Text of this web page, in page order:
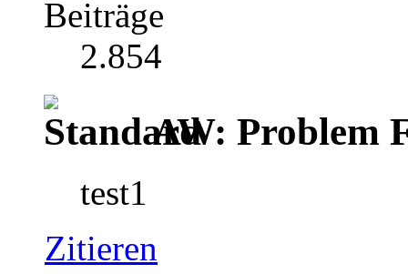
Beiträge
2.854
AW: Problem
test1
Zitieren